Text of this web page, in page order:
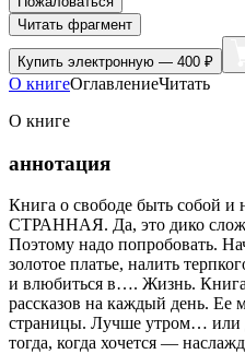
Читать фрагмент
Купить электронную — 400 ₽
О книгеОглавлениеЧитать
О книге
аннотация
Книга о свободе быть собой и
СТРАННАЯ. Да, это дико
Поэтому надо попробовать.
золотое платье, налить
и влюбиться в…. Жизнь.
рассказов на каждый день. Ее
страницы. Лучше утром…
тогда, когда хочется —